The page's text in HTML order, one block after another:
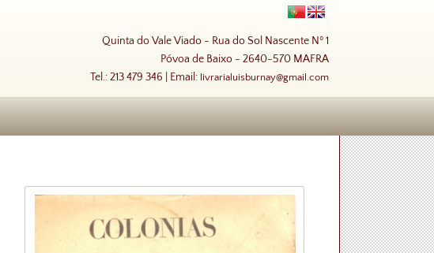
Quinta do Vale Viado - Rua do Sol Nascente Nº 1
Póvoa de Baixo - 2640-570 MAFRA
Tel.: 213 479 346 | Email: livrarialuisburnay@gmail.com